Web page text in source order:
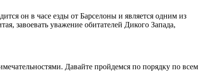
он в часе езды от Барселоны и является одним из
завоевать уважение обитателей Дикого Запада,
Давайте пройдемся по порядку по всем